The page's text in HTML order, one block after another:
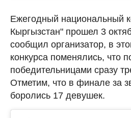
Ежегодный национальный
Кыргызстан" прошел 3
сообщил организатор, в
конкурса поменялись, что
победительницами сразу
Отметим, что в финале за
боролись 17 девушек.